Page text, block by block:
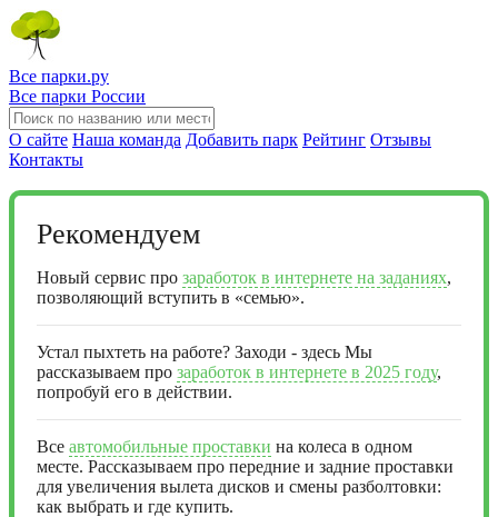
Все парки.ру
Все парки России
О сайте Наша команда Добавить парк Рейтинг Отзывы
Контакты
Рекомендуем
Новый сервис про заработок в интернете на заданиях,
позволяющий вступить в «семью».
Устал пыхтеть на работе? Заходи - здесь Мы
рассказываем про заработок в интернете в 2025 году,
попробуй его в действии.
Все автомобильные проставки на колеса в одном
месте. Рассказываем про передние и задние проставки
для увеличения вылета дисков и смены разболтовки:
как выбрать и где купить.